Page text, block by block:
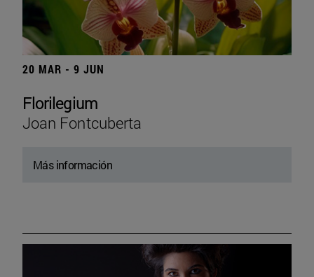
20 MAR - 9 JUN
Florilegium
Joan Fontcuberta
Más información